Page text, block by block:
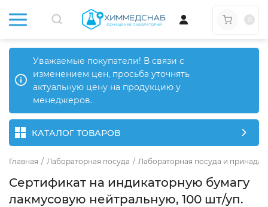
Уважаемые покупатели! В связи с
изменением цен, просьба уточнять
актуальную цену на продукцию у
менеджеров.
КАТАЛОГ ТОВАРОВ
Главная / Лабораторная посуда / Лабораторная посуда и
Сертификат на индикаторную бумагу
лакмусовую нейтральную, 100 шт/уп.